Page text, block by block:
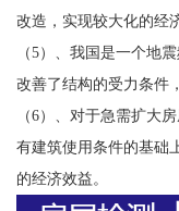
改造，实现较大化的经
（5）、我国是一个地
改善了结构的受力条件
（6）、对于急需扩大
有建筑使用条件的基础
的经济效益。